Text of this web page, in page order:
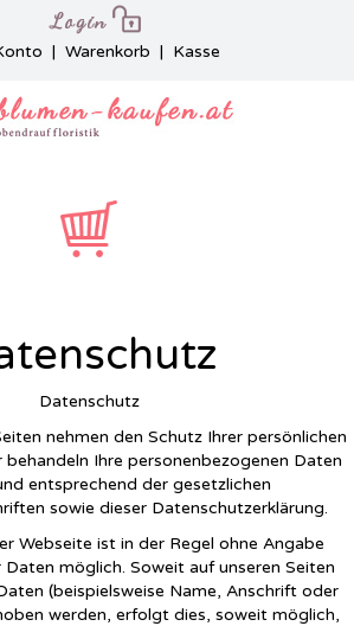
| Warenkorb | Kasse
Datenschutz
nehmen den Schutz Ihrer persönlichen
behandeln Ihre personenbezogenen Daten
entsprechend der gesetzlichen
sowie dieser Datenschutzerklärung.
Webseite ist in der Regel ohne Angabe
möglich. Soweit auf unseren Seiten
(beispielsweise Name, Anschrift oder
werden, erfolgt dies, soweit möglich,